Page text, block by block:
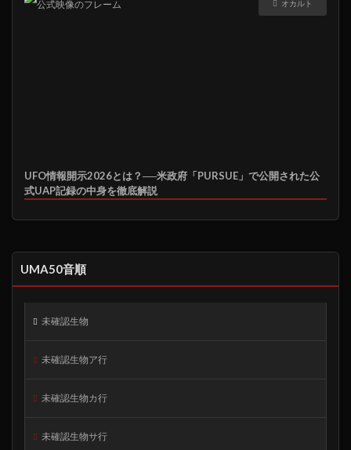
オカルト
UFO情報開示2026とは？──米政府「PURSUE」で公開された公
式UAP記録の中身を徹底解説
UMA50音順
未確認生物
未確認生物ア行
未確認生物カ行
未確認生物サ行